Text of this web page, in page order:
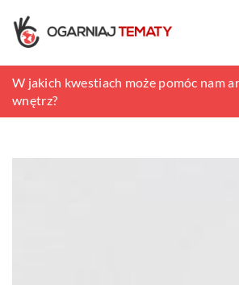
Wózek widłowy – jakie korzyści
regularnego serwisowania?
Podstawowe akcesoria i ubiór każdego
W jakich kwestiach może pomóc nam
wnętrz?